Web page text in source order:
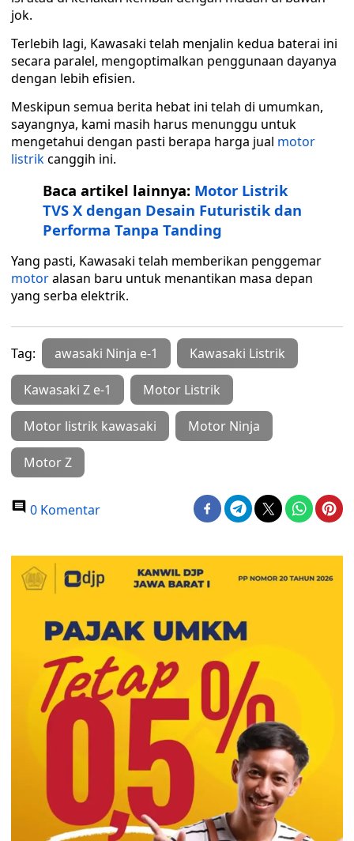
jok.
Terlebih lagi, Kawasaki telah menjalin kedua baterai ini
secara paralel, mengoptimalkan penggunaan dayanya
dengan lebih efisien.
Meskipun semua berita hebat ini telah di umumkan,
sayangnya, kami masih harus menunggu untuk
mengetahui dengan pasti berapa harga jual motor
listrikcanggih ini.
Baca artikel lainnya: Motor Listrik
TVS X dengan Desain Futuristik dan
Performa Tanpa Tanding
Yang pasti, Kawasaki telah memberikan penggemar
motoralasan baru untuk menantikan masa depan
yang serba elektrik.
Tag: awasaki Ninja e-1 Kawasaki Listrik
Kawasaki Z e-1 Motor Listrik
Motor listrik kawasaki Motor Ninja
Motor Z
0 Komentar